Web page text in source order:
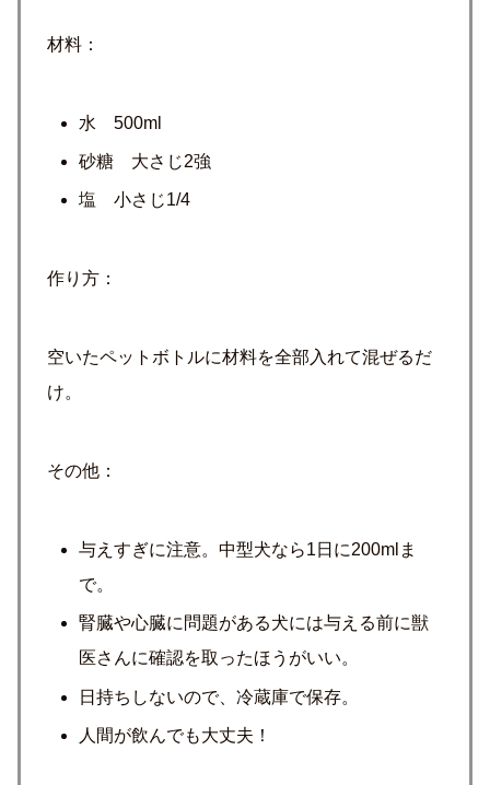
材料：
水 500ml
砂糖 大さじ2強
塩 小さじ1/4
作り方：
空いたペットボトルに材料を全部入れて混ぜるだ
け。
その他：
与えすぎに注意。中型犬なら1日に200mlま
で。
腎臓や心臓に問題がある犬には与える前に獣
医さんに確認を取ったほうがいい。
日持ちしないので、冷蔵庫で保存。
人間が飲んでも大丈夫！